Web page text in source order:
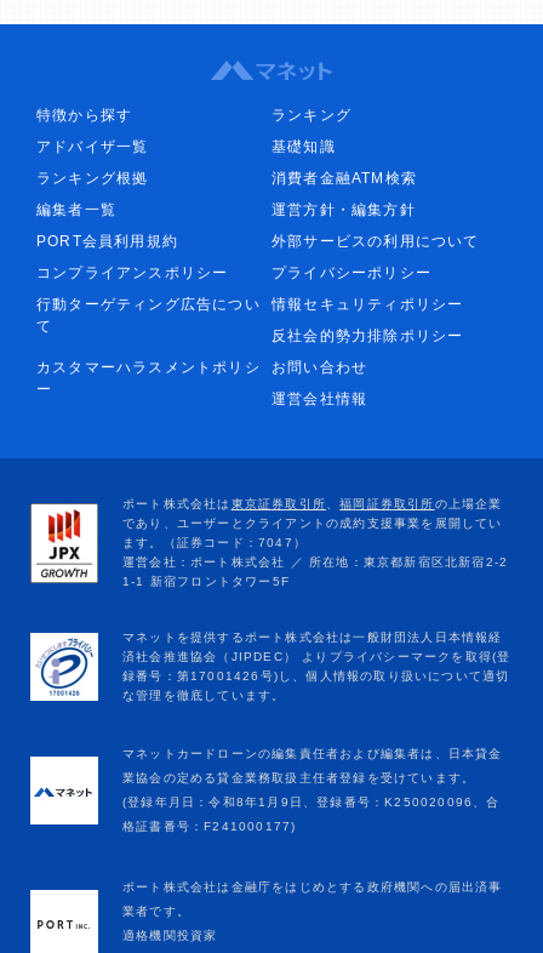
特徴から探す
ランキング
アドバイザ一覧
基礎知識
ランキング根拠
消費者金融ATM検索
編集者一覧
運営方針・編集方針
PORT会員利用規約
外部サービスの利用について
コンプライアンスポリシー
プライバシーポリシー
行動ターゲティング広告につい
て
情報セキュリティポリシー
反社会的勢力排除ポリシー
カスタマーハラスメントポリシ
ー
お問い合わせ
運営会社情報
マネットカードローンの編集責任者および編集者は、日本貸金
業協会の定める貸金業務取扱主任者登録を受けています。
(登録年月日：令和8年1月9日、登録番号：K250020096、合
格証書番号：F241000177)
ポート株式会社は金融庁をはじめとする政府機関への届出済事
業者です。
適格機関投資家